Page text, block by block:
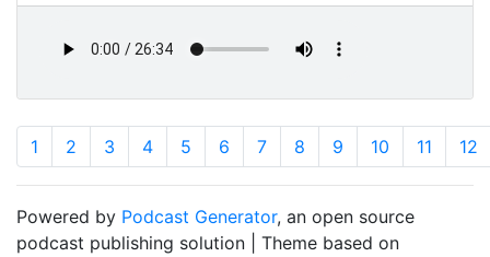
1 2 3 4 5 6 7 8 9 10 11 12
Powered by Podcast Generator, an open source
podcast publishing solution | Theme based on